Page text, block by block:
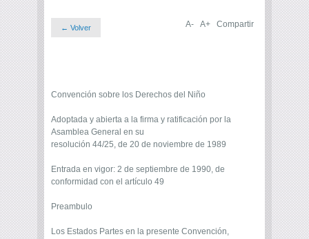
← Volver A- A+ Compartir
Convención sobre los Derechos del Niño
Adoptada y abierta a la firma y ratificación por la
Asamblea General en su
resolución 44/25, de 20 de noviembre de 1989
Entrada en vigor: 2 de septiembre de 1990, de
conformidad con el artículo 49
Preambulo
Los Estados Partes en la presente Convención,